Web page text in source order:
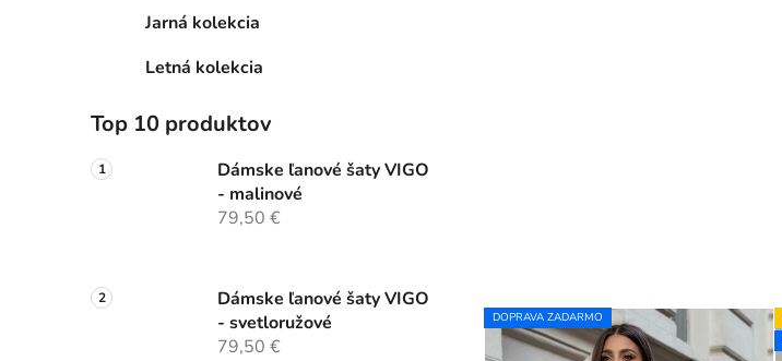
Jarná kolekcia
Letná kolekcia
Top 10 produktov
Dámske ľanové šaty VIGO
- malinové
79,50 €
Dámske ľanové šaty VIGO
- svetloružové
79,50 €
DOPRAVA ZADARMO